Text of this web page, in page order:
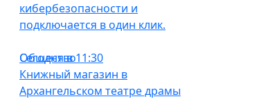
кибербезопасности и
подключается в один клик.
Общество
Сегодня в 11:30
Книжный магазин в
Архангельском театре драмы